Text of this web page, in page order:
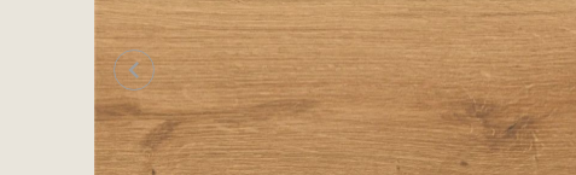
chevron_left